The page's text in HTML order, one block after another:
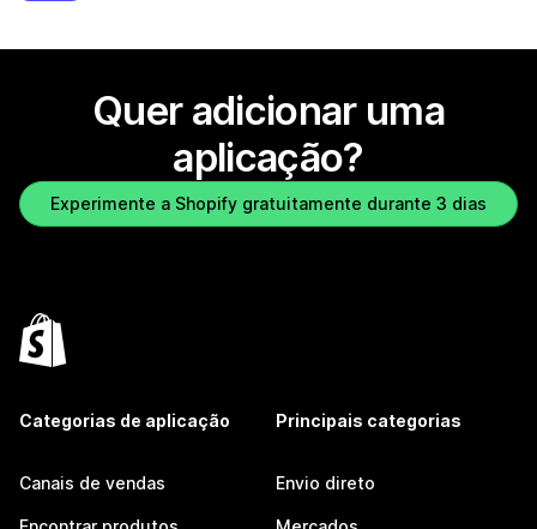
Quer adicionar uma
aplicação?
Experimente a Shopify gratuitamente durante 3 dias
Categorias de aplicação
Canais de vendas
Principais categorias
Envio direto